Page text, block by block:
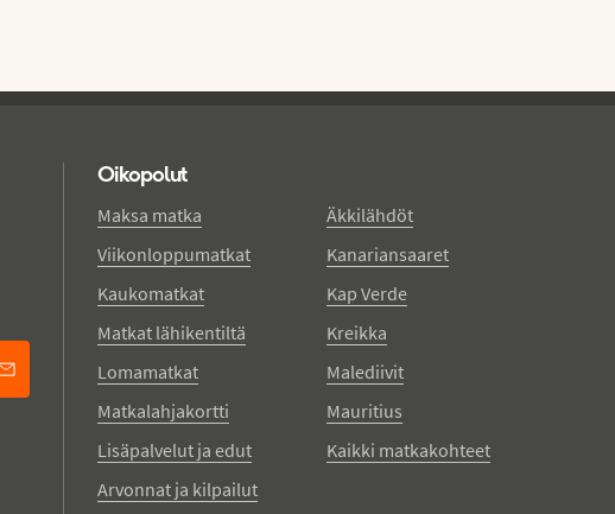
Oikopolut
Maksa matka
Viikonloppumatkat
Kaukomatkat
Matkat lähikentiltä
Lomamatkat
Matkalahjakortti
Lisäpalvelut ja edut
Arvonnat ja kilpailut
Äkkilähdöt
Kanariansaaret
Kap Verde
Kreikka
Malediivit
Mauritius
Kaikki matkakohteet